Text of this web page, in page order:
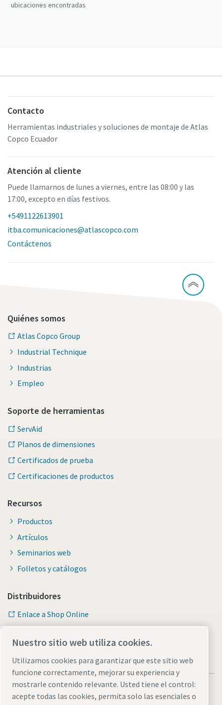
ubicaciones encontradas
Contacto
Herramientas industriales y soluciones de montaje de Atlas
Copco Ecuador
Atención al cliente
Puede llamarnos de lunes a viernes, entre las 08:00 y las
17:00, excepto en días festivos.
+5491122613901
itba.comunicaciones@atlascopco.com
Contáctenos
Quiénes somos
Atlas Copco Group
Industrial Technique
Industrias
Empleo
Soporte de herramientas
ServAid
Planos de dimensiones
Certificados de prueba
Certificaciones de productos
Recursos
Productos
Artículos
Seminarios web
Folletos y catálogos
Distribuidores
Enlace a Shop Online
Nuestro sitio web utiliza cookies.
Utilizamos cookies para garantizar que este sitio web
funcione correctamente, mejorar su experiencia y
mostrarle contenido relevante. Usted tiene el control:
acepte todas las cookies, permita solo las esenciales o